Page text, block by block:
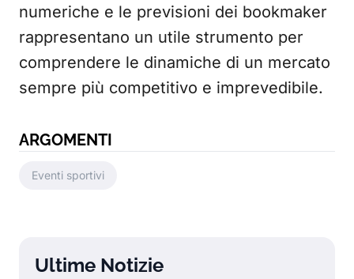
numeriche e le previsioni dei bookmaker
rappresentano un utile strumento per
comprendere le dinamiche di un mercato
sempre più competitivo e imprevedibile.
ARGOMENTI
Eventi sportivi
Ultime Notizie